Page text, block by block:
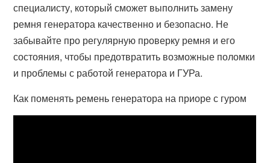
специалисту, который сможет выполнить замену
ремня генератора качественно и безопасно. Не
забывайте про регулярную проверку ремня и его
состояния, чтобы предотвратить возможные поломки
и проблемы с работой генератора и ГУРа.
Как поменять ремень генератора на приоре с гуром